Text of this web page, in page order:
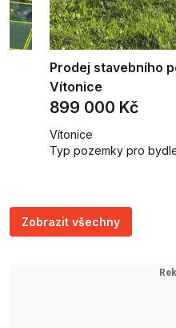
Prodej stavebního
Vítonice
899 000 Kč
Vítonice
Typ pozemky pro
Zobrazit všechny